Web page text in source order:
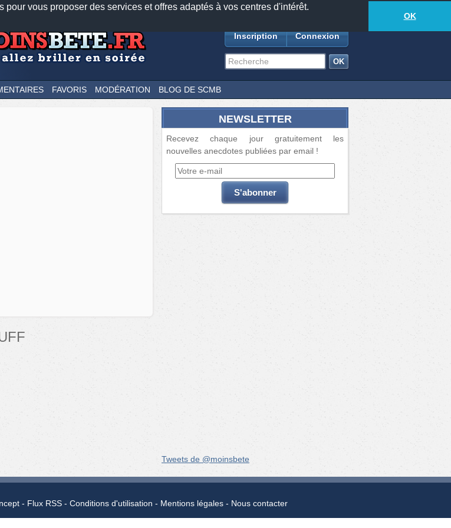
vous proposer des services et offres adaptés à vos centres d'intérêt.
OK
mobiles Newsletter Facebook
TwitterFeeds18877anecdotes-373lecteurs connectés
Inscription Connexion
FAVORIS MODÉRATION BLOG DE SCMB
NEWSLETTER
Recevez chaque jour gratuitement les
nouvelles anecdotes publiées par email !
Tweets de @moinsbete
Flux RSS Conditions d'utilisation Mentions légales Nous contacter